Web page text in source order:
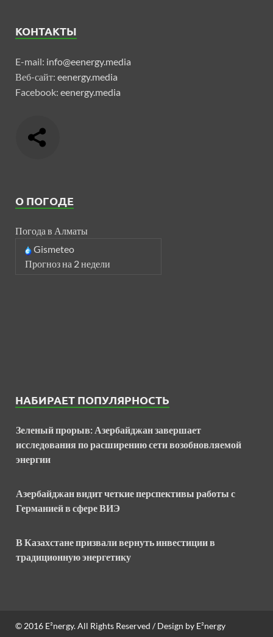
КОНТАКТЫ
E-mail: info@eenergy.media
Веб-сайт: eenergy.media
Facebook: eenergy.media
О ПОГОДЕ
Погода в Алматы
Gismeteo
Прогноз на 2 недели
НАБИРАЕТ ПОПУЛЯРНОСТЬ
Зеленый прорыв: Азербайджан завершает
исследования по расширению сети возобновляемой
энергии
Азербайджан видит четкие перспективы работы с
Германией в сфере ВИЭ
В Казахстане призвали вернуть инвестиции в
традиционную энергетику
© 2016 E²nergy. All Rights Reserved / Design by E²nergy